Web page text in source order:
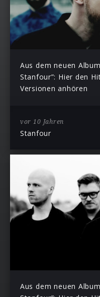
Aus dem neuen
Stanfour”: Hier den
Versionen anhören
vor 10 Jahren
Stanfour
Aus dem neuen